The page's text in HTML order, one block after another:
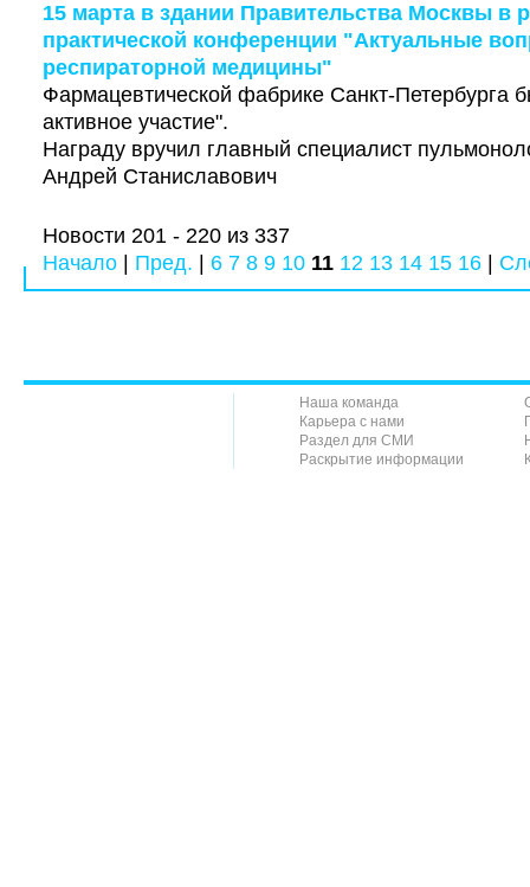
15 марта в здании Правительства Москвы в
практической конференции "Актуальные
респираторной медицины"
Фармацевтической фабрике Санкт-Петербурга
активное участие".
Награду вручил главный специалист
Андрей Станиславович
Новости 201 - 220 из 337
Начало
Пред. 6 7 8 9 10 11 12 13 14 15 16
Наша команда
Карьера с нами
Раздел для СМИ
Раскрытие информации